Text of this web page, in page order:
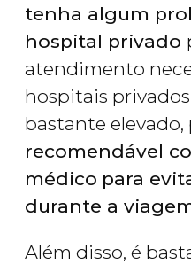
tenha algum
hospital privado
atendimento
hospitais
bastante elevado,
recomendável
médico para
durante a
Além disso, é